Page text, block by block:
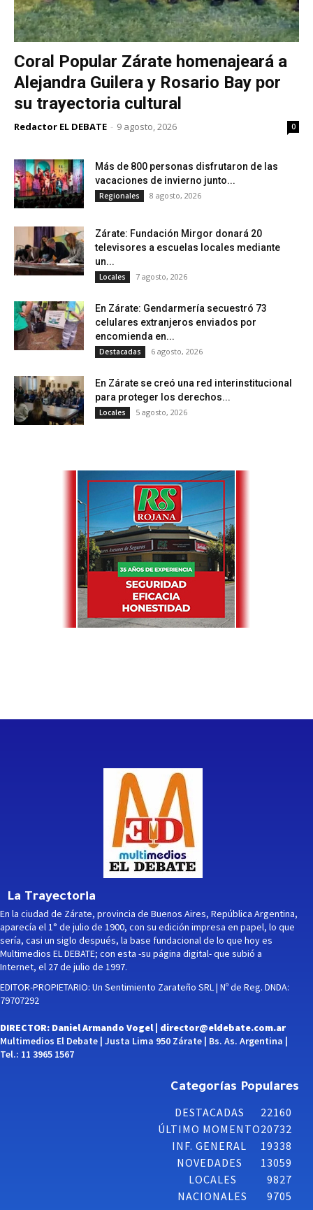
Coral Popular Zárate homenajeará a
Alejandra Guilera y Rosario Bay por
su trayectoria cultural
Redactor EL DEBATE - 9 agosto, 2026 0
Más de 800 personas disfrutaron de las
vacaciones de invierno junto...
Regionales 8 agosto, 2026
Zárate: Fundación Mirgor donará 20
televisores a escuelas locales mediante
un...
Locales 7 agosto, 2026
En Zárate: Gendarmería secuestró 73
celulares extranjeros enviados por
encomienda en...
Destacadas 6 agosto, 2026
En Zárate se creó una red interinstitucional
para proteger los derechos...
Locales 5 agosto, 2026
La Trayectoria
En la ciudad de Zárate, provincia de Buenos Aires, República Argentina,
aparecía el 1° de julio de 1900, con su edición impresa en papel, lo que
sería, casi un siglo después, la base fundacional de lo que hoy es
Multimedios EL DEBATE; con esta -su página digital- que subió a
Internet, el 27 de julio de 1997.
EDITOR-PROPIETARIO: Un Sentimiento Zarateño SRL | Nº de Reg. DNDA:
79707292
DIRECTOR: Daniel Armando Vogel | director@eldebate.com.ar
Multimedios El Debate | Justa Lima 950 Zárate | Bs. As. Argentina |
Tel.: 11 3965 1567
Categorías Populares
DESTACADAS
22160
ÚLTIMO MOMENTO20732
INF. GENERAL
19338
NOVEDADES
13059
LOCALES
9827
NACIONALES
9705